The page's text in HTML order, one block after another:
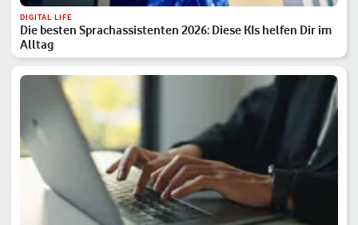
DIGITAL LIFE
Die besten Sprachassistenten 2026: Diese KIs helfen Dir im
Alltag